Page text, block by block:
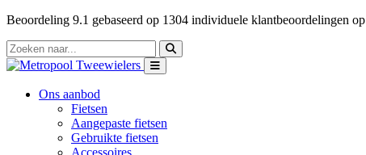
Beoordeling 9.1 gebaseerd op 1304 individuele klantbeoordelingen op
Ons aanbod
Fietsen
Aangepaste fietsen
Gebruikte fietsen
Accessoires